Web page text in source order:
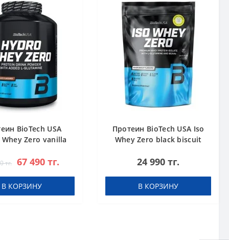
BioTech USA
Zero vanilla
тг. 67 490 тг.
В КОРЗИНУ
Протеин BioTech USA Iso
Whey Zero black biscuit
24 990 тг.
В КОРЗИНУ